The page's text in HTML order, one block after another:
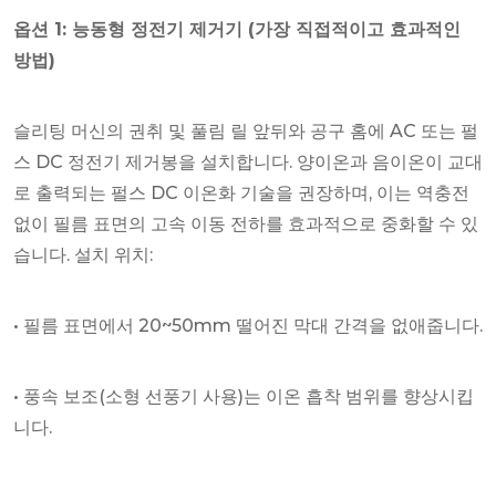
옵션 1: 능동형 정전기 제거기 (가장 직접적이고 효과적인
방법)
슬리팅 머신의 권취 및 풀림 릴 앞뒤와 공구 홈에 AC 또는 펄
스 DC 정전기 제거봉을 설치합니다. 양이온과 음이온이 교대
로 출력되는 펄스 DC 이온화 기술을 권장하며, 이는 역충전
없이 필름 표면의 고속 이동 전하를 효과적으로 중화할 수 있
습니다. 설치 위치:
• 필름 표면에서 20~50mm 떨어진 막대 간격을 없애줍니다.
• 풍속 보조(소형 선풍기 사용)는 이온 흡착 범위를 향상시킵
니다.